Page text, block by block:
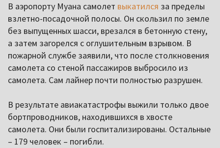
В аэропорту Муана самолет выкатился за пределы
взлетно-посадочной полосы. Он скользил по земле
без выпущенных шасси, врезался в бетонную стену,
а затем загорелся с оглушительным взрывом. В
пожарной службе заявили, что после столкновения
самолета со стеной пассажиров выбросило из
самолета. Сам лайнер почти полностью разрушен.
В результате авиакатастрофы выжили только двое
бортпроводников, находившихся в хвосте
самолета. Они были госпитализированы. Остальные
– 179 человек – погибли.